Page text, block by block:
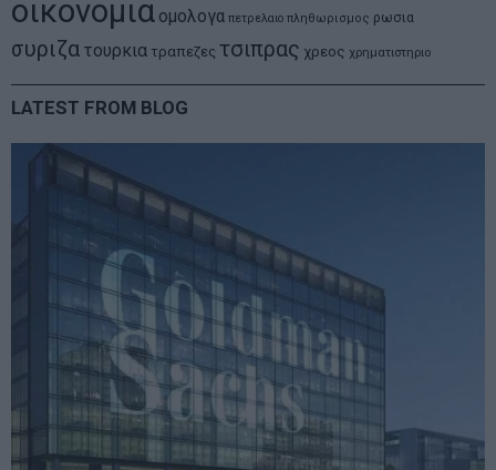
οικονομια ομολογα πετρελαιο πληθωρισμος ρωσια
συριζα τουρκια τραπεζες τσιπρας χρεος χρηματιστηριο
LATEST FROM BLOG